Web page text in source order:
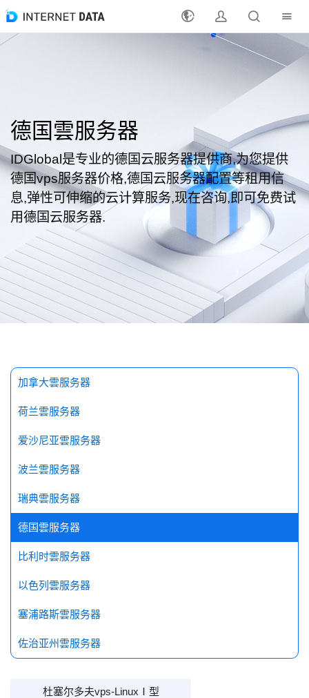
最新活动
产品
解决方案
支持
支付方式
分销合作
探索更多
德国雲服务器
IDGlobal是专业的德国云服务器提供商,为您提供
德国vps服务器价格,德国云服务器配置等租用信
息,弹性可伸缩的云计算服务,现在咨询,即可免费试
用德国云服务器.
加拿大雲服务器
荷兰雲服务器
爱沙尼亚雲服务器
波兰雲服务器
瑞典雲服务器
德国雲服务器
比利时雲服务器
以色列雲服务器
塞浦路斯雲服务器
佐治亚州雲服务器
杜塞尔多夫vps-LinuxⅠ型